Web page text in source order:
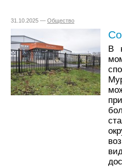
31.10.2025 — Общество
В